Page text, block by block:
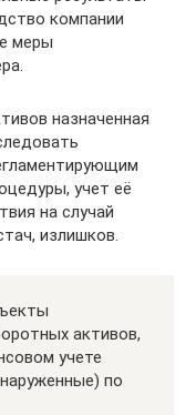
компании
меры
назначенная
учет её
на случай
излишков.
активов,
учете
по